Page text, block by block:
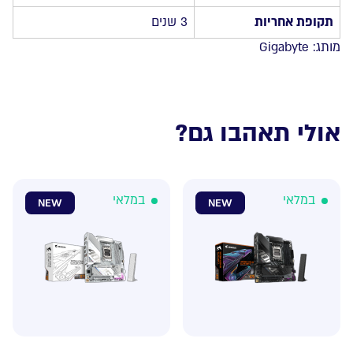
תקופת אחריות
3 שנים
מותג: Gigabyte
אולי תאהבו גם?
NEW במלאי NEW במלאי